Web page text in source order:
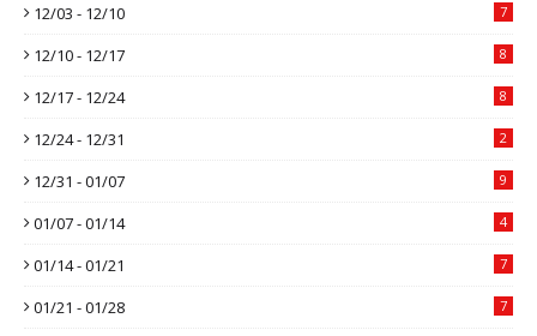
12/03 - 12/10 7
12/10 - 12/17 8
12/17 - 12/24 8
12/24 - 12/31 2
12/31 - 01/07 9
01/07 - 01/14 4
01/14 - 01/21 7
01/21 - 01/28 7